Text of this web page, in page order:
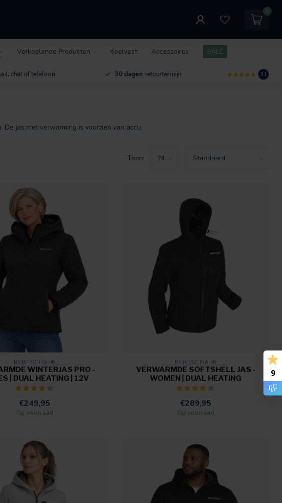
0
Verkoelende Producten Koelvest Accessoires SALE
chat of telefoon 30 dagen retourtermijn 9.1
jas met verwarming is voorzien van accu.
Toon:
BERTSCHAT®
WINTERJAS PRO -
| DUAL HEATING | 12V
€249,95
Op voorraad
BERTSCHAT®
VERWARMDE SOFTSHELL JAS -
WOMEN | DUAL HEATING
€289,95
Op voorraad
9